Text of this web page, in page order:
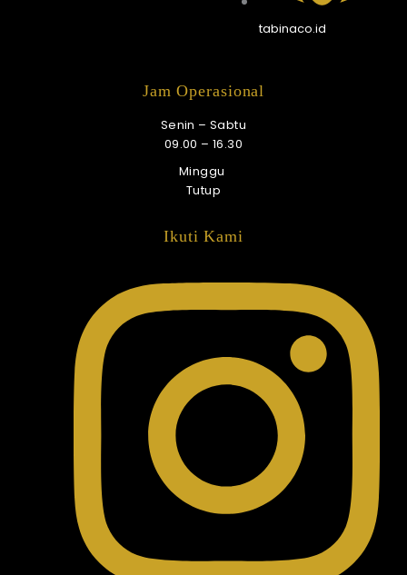
tabinaco.id
Jam Operasional
Senin – Sabtu
09.00 – 16.30
Minggu
Tutup
Ikuti Kami